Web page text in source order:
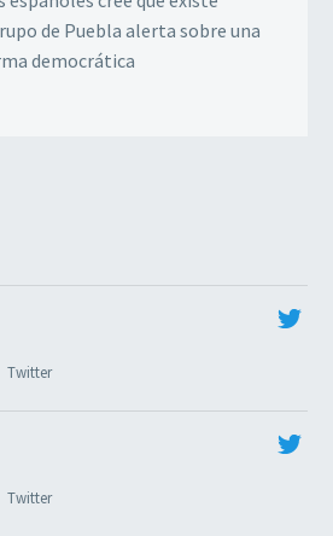
de Puebla alerta sobre una
democrática
Twitter
Twitter